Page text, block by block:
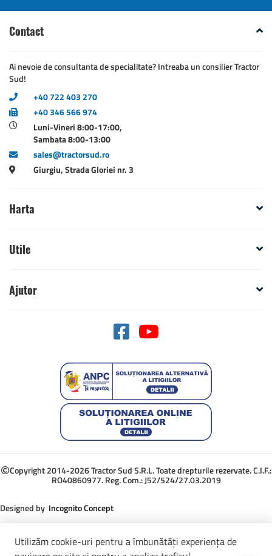
Contact
Ai nevoie de consultanta de specialitate? Intreaba un consilier Tractor
Sud!
+40 722 403 270
+40 346 566 974
Luni-Vineri 8:00-17:00,
Sambata 8:00-13:00
sales@tractorsud.ro
Giurgiu, Strada Gloriei nr. 3
Harta
Utile
Ajutor
Utilizăm cookie-uri pentru a îmbunătăți experiența de
Copyright 2014-2026 Tractor Sud S.R.L. Toate drepturile rezervate. C.I.F.:
RO40860977. Reg. Com.: J52/524/27.03.2019
Designed by Incognito Concept